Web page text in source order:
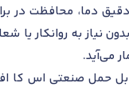
دما، محافظت در
نیاز به روانکار یا
می‌آید.